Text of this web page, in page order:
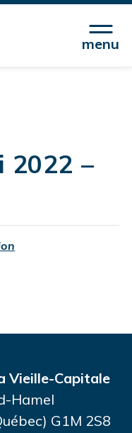
menu
2022 –
Vieille-Capitale
Hamel
G1M 2S8